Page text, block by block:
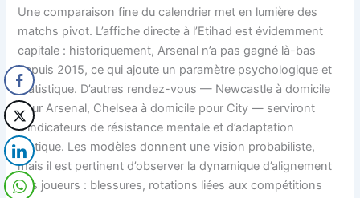
Une comparaison fine du calendrier met en lumière des
matchs pivot. L’affiche directe à l’Etihad est évidemment
capitale : historiquement, Arsenal n’a pas gagné là-bas
depuis 2015, ce qui ajoute un paramètre psychologique et
statistique. D’autres rendez-vous — Newcastle à domicile
pour Arsenal, Chelsea à domicile pour City — serviront
d’indicateurs de résistance mentale et d’adaptation
tactique. Les modèles donnent une vision probabiliste,
mais il est pertinent d’observer la dynamique d’alignement
des joueurs : blessures, rotations liées aux compétitions